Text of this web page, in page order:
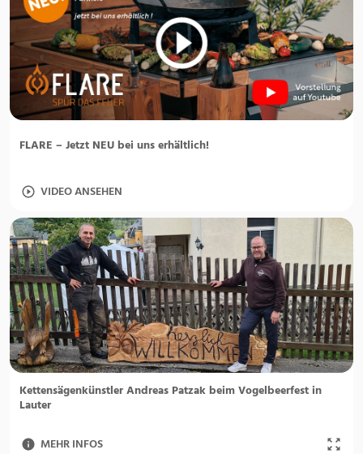
FLARE – Jetzt NEU bei uns erhältlich!
VIDEO ANSEHEN
Kettensägenkünstler Andreas Patzak beim Vogelbeerfest in
Lauter
MEHR INFOS